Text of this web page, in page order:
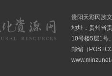
贵阳天彩民族
地址：贵州省
10号楼5层1号
邮编（